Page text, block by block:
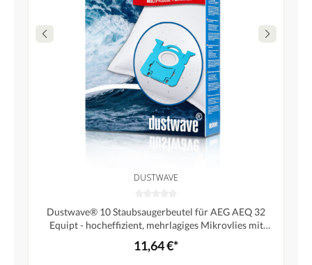
DUSTWAVE
Dustwave® 10 Staubsaugerbeutel für AEG AEQ 32
Equipt - hocheffizient, mehrlagiges Mikrovlies mit
Hygieneverschluss - Made in Germany
11,64 €*